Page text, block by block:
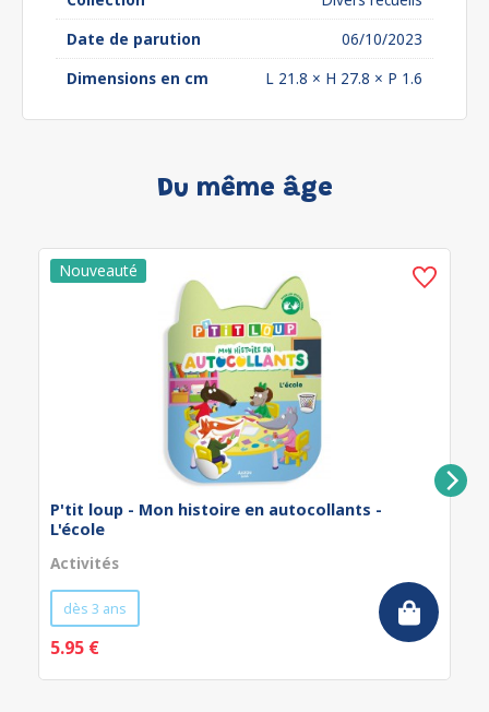
Date de parution
06/10/2023
Dimensions en cm
L 21.8 × H 27.8 × P 1.6
Du même âge
P'tit loup - Mon histoire en autocollants -
L'école
Activités
dès 3 ans
5.95 €